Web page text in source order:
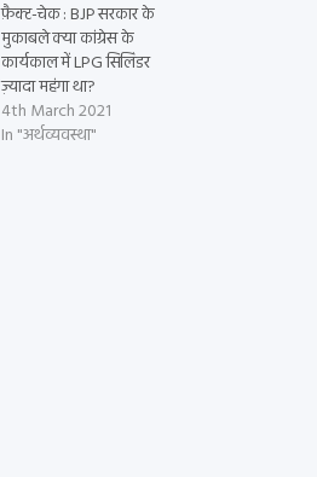
फ़ैक्ट-चेक : BJP सरकार के
मुकाबले क्या कांग्रेस के
कार्यकाल में LPG सिलिंडर
ज़्यादा महंगा था?
4th March 2021
In "अर्थव्यवस्था"